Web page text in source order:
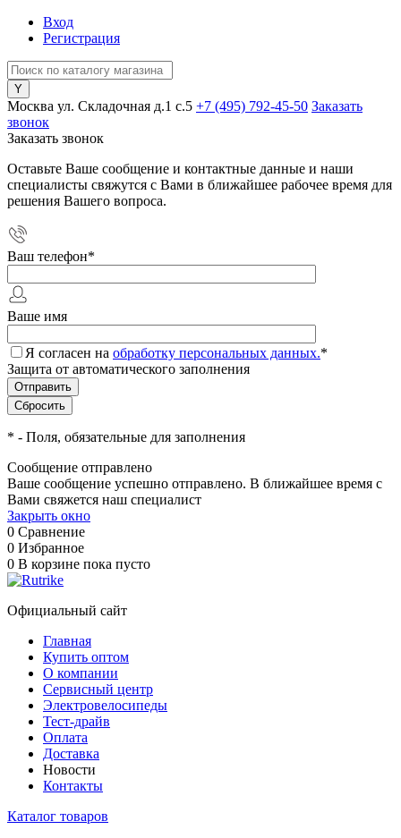
Вход
Регистрация
Москва ул. Складочная д.1 c.5 +7 (495) 792-45-50 Заказать
звонок
Заказать звонок
Оставьте Ваше сообщение и контактные данные и наши
специалисты свяжутся с Вами в ближайшее рабочее время для
решения Вашего вопроса.
Ваш телефон*
Ваше имя
Я согласен на обработку персональных данных.*
Защита от автоматического заполнения
* - Поля, обязательные для заполнения
Сообщение отправлено
Ваше сообщение успешно отправлено. В ближайшее время с
Вами свяжется наш специалист
Закрыть окно
0 Сравнение
0 Избранное
0 В корзине пока пусто
Официальный сайт
Главная
Купить оптом
О компании
Сервисный центр
Электровелосипеды
Тест-драйв
Оплата
Доставка
Новости
Контакты
Каталог товаров